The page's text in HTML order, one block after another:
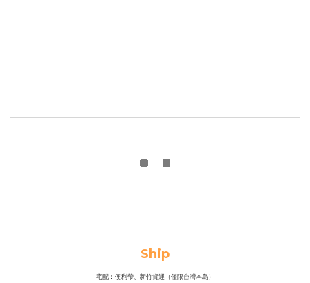
Ship
宅配：便利帶、新竹貨運（僅限台灣本島）